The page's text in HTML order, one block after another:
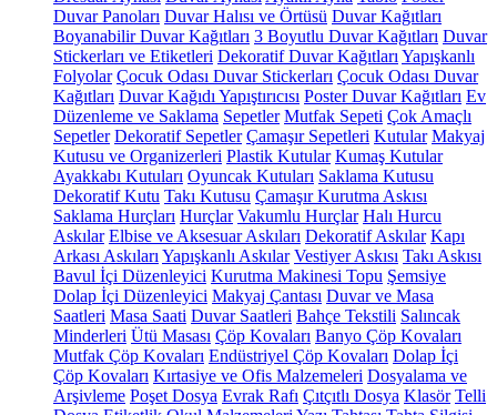
Duvar Panoları Duvar Halısı ve Örtüsü Duvar Kağıtları
Boyanabilir Duvar Kağıtları 3 Boyutlu Duvar Kağıtları Duvar
Stickerları ve Etiketleri Dekoratif Duvar Kağıtları Yapışkanlı
Folyolar Çocuk Odası Duvar Stickerları Çocuk Odası Duvar
Kağıtları Duvar Kağıdı Yapıştırıcısı Poster Duvar Kağıtları Ev
Düzenleme ve Saklama Sepetler Mutfak Sepeti Çok Amaçlı
Sepetler Dekoratif Sepetler Çamaşır Sepetleri Kutular Makyaj
Kutusu ve Organizerleri Plastik Kutular Kumaş Kutular
Ayakkabı Kutuları Oyuncak Kutuları Saklama Kutusu
Dekoratif Kutu Takı Kutusu Çamaşır Kurutma Askısı
Saklama Hurçları Hurçlar Vakumlu Hurçlar Halı Hurcu
Askılar Elbise ve Aksesuar Askıları Dekoratif Askılar Kapı
Arkası Askıları Yapışkanlı Askılar Vestiyer Askısı Takı Askısı
Bavul İçi Düzenleyici Kurutma Makinesi Topu Şemsiye
Dolap İçi Düzenleyici Makyaj Çantası Duvar ve Masa
Saatleri Masa Saati Duvar Saatleri Bahçe Tekstili Salıncak
Minderleri Ütü Masası Çöp Kovaları Banyo Çöp Kovaları
Mutfak Çöp Kovaları Endüstriyel Çöp Kovaları Dolap İçi
Çöp Kovaları Kırtasiye ve Ofis Malzemeleri Dosyalama ve
Arşivleme Poşet Dosya Evrak Rafı Çıtçıtlı Dosya Klasör Telli